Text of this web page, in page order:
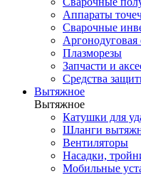
Аппараты
Сварочные
Аргонодуговая
Плазморезы
Запчасти и
Средства
Вытяжное
Вытяжное
Катушки для
Шланги
Вентиляторы
Насадки,
Мобильные